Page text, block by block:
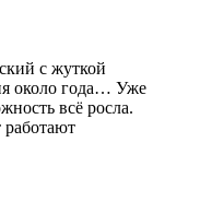
с жуткой
около года… Уже
всё росла.